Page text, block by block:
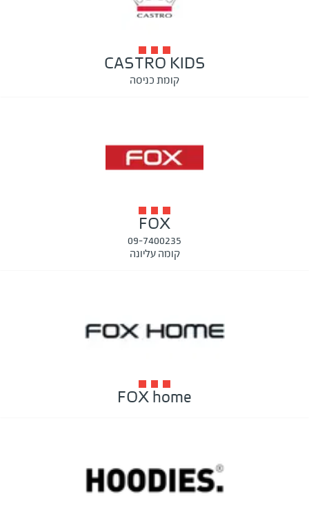
CASTRO KIDS
קומת כניסה
FOX
09-7400235
קומה עליונה
FOX home